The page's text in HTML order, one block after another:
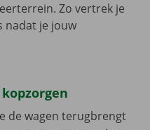
Zo vertrek je
nadat je jouw
de wagen terugbrengt